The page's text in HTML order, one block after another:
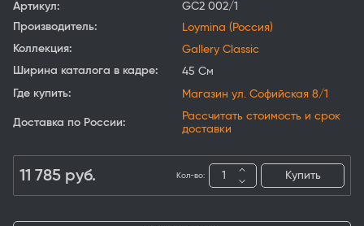
Артикул:
GC2 002/1
Производитель:
Loymina (Россия)
Коллекция:
Gallery Classic
Ширина каталога в кадре:
45 См
Где купить:
Магазин ул. Софийская 8/1
Доставка по России:
Рассчитать стоимость и срок
доставки
11 785 руб. Кол-во: Купить